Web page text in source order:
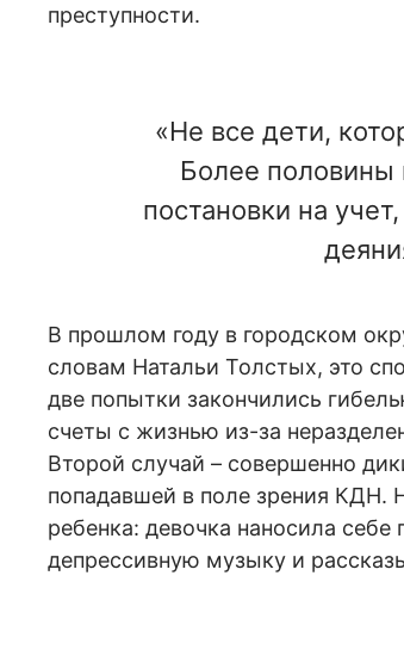
преступности.
«Не все дети,
Более половины
постановки на
В прошлом году в городском
словам Натальи Толстых, это
две попытки закончились
счеты с жизнью из-за
Второй случай – совершенно
попадавшей в поле зрения КДН.
ребенка: девочка наносила
депрессивную музыку и